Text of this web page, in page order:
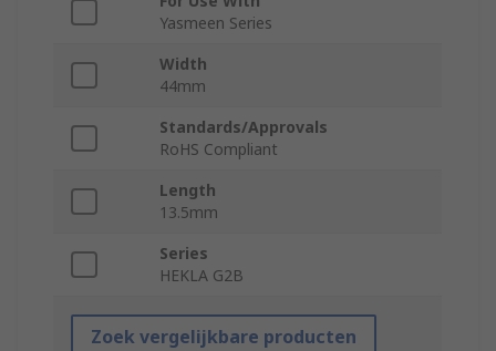
Yasmeen Series
Width
44mm
Standards/Approvals
RoHS Compliant
Length
13.5mm
Series
HEKLA G2B
Zoek vergelijkbare producten